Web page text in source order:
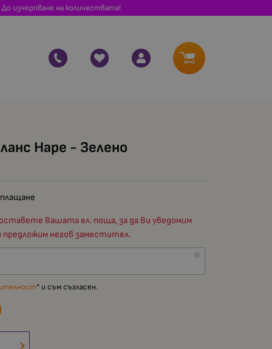
изчерпване на количествата!
Hape - Зелено
Вашата ел. поща, за да Ви уведомим
предложим негов заместител.
“ и съм съгласен.